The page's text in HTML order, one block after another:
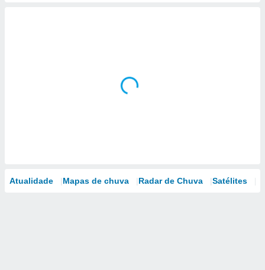
Atualidade Mapas de chuva Radar de Chuva Satélites